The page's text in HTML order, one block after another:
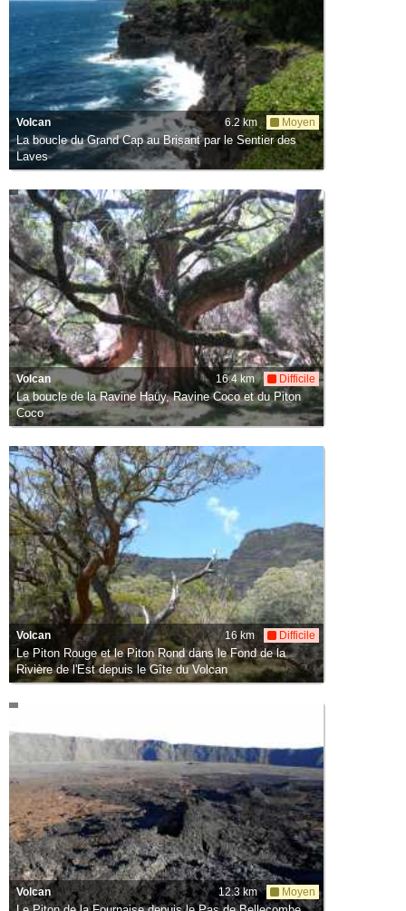
Volcan
La boucle du Grand Cap au Brisant par le Sentier des
Laves
6.2 km Moyen
Volcan
La boucle de la Ravine Haüy, Ravine Coco et du Piton
Coco
16.4 km Difficile
Volcan
Le Piton Rouge et le Piton Rond dans le Fond de la
Rivière de l'Est depuis le Gîte du Volcan
16 km Difficile
Volcan 12.3 km Moyen